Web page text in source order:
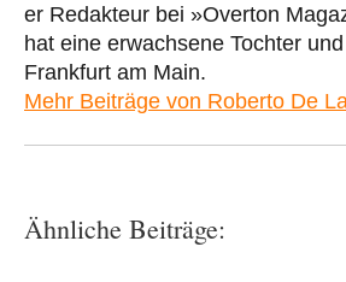
er Redakteur bei »Overton
hat eine erwachsene Tochter
Frankfurt am Main.
Mehr Beiträge von Roberto De
Ähnliche Beiträge: